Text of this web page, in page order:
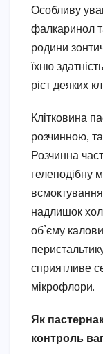
Особливу
фалкаринол
родини
їхню
ріст деяких
Клітковина
розчинною,
Розчинна
гелеподібну
надлишок
об’єму
сприятливе
мікрофлори.
Як
контроль